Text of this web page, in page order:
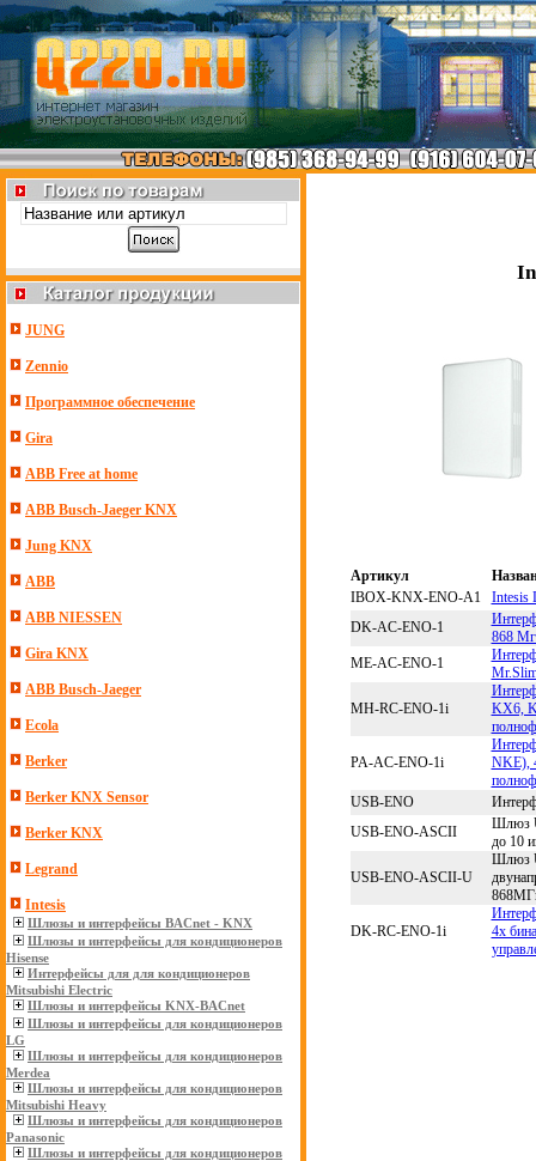
JUNG
Zennio
Программное обеспечение
Gira
ABB Free at home
ABB Busch-Jaeger KNX
Jung KNX
ABB
ABB NIESSEN
Gira KNX
ABB Busch-Jaeger
Ecola
Berker
Berker KNX Sensor
Berker KNX
Legrand
Intesis
Шлюзы и интерфейсы BACnet - KNX
Шлюзы и интерфейсы для кондиционеров
Hisense
Интерфейсы для для кондиционеров
Mitsubishi Electric
Шлюзы и интерфейсы KNX-BACnet
Шлюзы и интерфейсы для кондиционеров
LG
Шлюзы и интерфейсы для кондиционеров
Merdea
Шлюзы и интерфейсы для кондиционеров
Mitsubishi Heavy
Шлюзы и интерфейсы для кондиционеров
Panasonic
Шлюзы и интерфейсы для кондиционеров
Артикул
IBOX-KNX-ENO-A1
Intesis
DK-AC-ENO-1
868
ME-AC-ENO-1
MH-RC-ENO-1i
KX6,
PA-AC-ENO-1i
NKE),
USB-ENO
USB-ENO-ASCII
Шлюз
до 10
USB-ENO-ASCII-U
Шлюз
DK-RC-ENO-1i
4x